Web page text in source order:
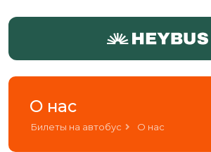
О нас
Билеты на автобус О нас